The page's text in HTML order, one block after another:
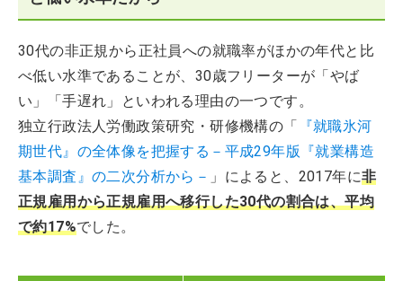
30代の非正規から正社員への就職率がほかの年代と比
べ低い水準であることが、30歳フリーターが「やば
い」「手遅れ」といわれる理由の一つです。
独立行政法人労働政策研究・研修機構の「 『就職氷河
期世代』の全体像を把握する－平成29年版『就業構造
基本調査』の二次分析から－ 」によると、2017年に非
正規雇用から正規雇用へ移行した30代の割合は、平均
で約17%でした。